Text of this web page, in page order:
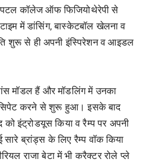
कॉलेज ऑफ फिजियोथेरेपी से
में डांसिंग, बास्केटबॉल खेलना व
शुरू से ही अपनी इंस्पिरेशन व आइडल
मॉडल हैं और मॉडलिंग में उनका
करने से शुरू हुआ। इसके बाद
इंट्रोडयूस किया व रैम्प पर अपनी
सारे ब्रांड्स के लिए रैम्प वॉक किया
राजा बेटा में भी करैक्टर रोले प्ले